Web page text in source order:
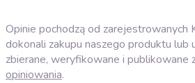
Opinie pochodzą od zarejestrowanych
dokonali zakupu naszego produktu lub
zbierane, weryfikowane i publikowane
opiniowania.